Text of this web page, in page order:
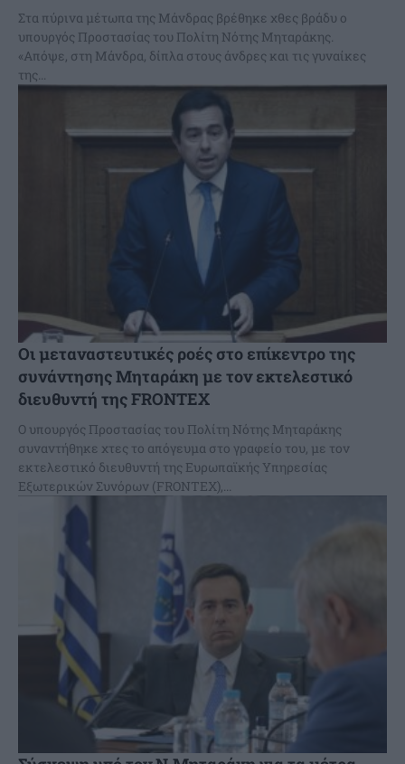
Στα πύρινα μέτωπα της Μάνδρας βρέθηκε χθες βράδυ ο
υπουργός Προστασίας του Πολίτη Νότης Μηταράκης.
«Απόψε, στη Μάνδρα, δίπλα στους άνδρες και τις γυναίκες
της...
Οι μεταναστευτικές ροές στο επίκεντρο της
συνάντησης Μηταράκη με τον εκτελεστικό
διευθυντή της FRONTEX
Ο υπουργός Προστασίας του Πολίτη Νότης Μηταράκης
συναντήθηκε χτες το απόγευμα στο γραφείο του, με τον
εκτελεστικό διευθυντή της Ευρωπαϊκής Υπηρεσίας
Εξωτερικών Συνόρων (FRONTEX),...